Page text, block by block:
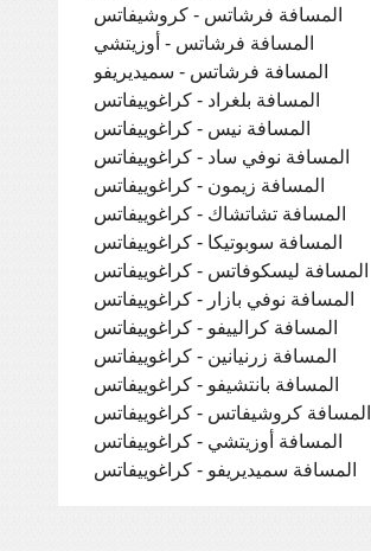
المسافة فرشاتس - كروشيفاتس
المسافة فرشاتس - أوزيتشي
المسافة فرشاتس - سميديريفو
المسافة بلغراد - كراغوييفاتس
المسافة نيس - كراغوييفاتس
المسافة نوفي ساد - كراغوييفاتس
المسافة زيمون - كراغوييفاتس
المسافة تشاتشاك - كراغوييفاتس
المسافة سوبوتيكا - كراغوييفاتس
المسافة ليسكوفاتس - كراغوييفاتس
المسافة نوفي بازار - كراغوييفاتس
المسافة كرالييفو - كراغوييفاتس
المسافة زرنيانين - كراغوييفاتس
المسافة بانتشيفو - كراغوييفاتس
المسافة كروشيفاتس - كراغوييفاتس
المسافة أوزيتشي - كراغوييفاتس
المسافة سميديريفو - كراغوييفاتس